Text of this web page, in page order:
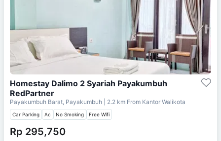
Homestay Dalimo 2 Syariah Payakumbuh
RedPartner
Payakumbuh Barat, Payakumbuh | 2.2 km From Kantor Walikota
Car Parking Ac No Smoking Free Wifi
Rp 295,750